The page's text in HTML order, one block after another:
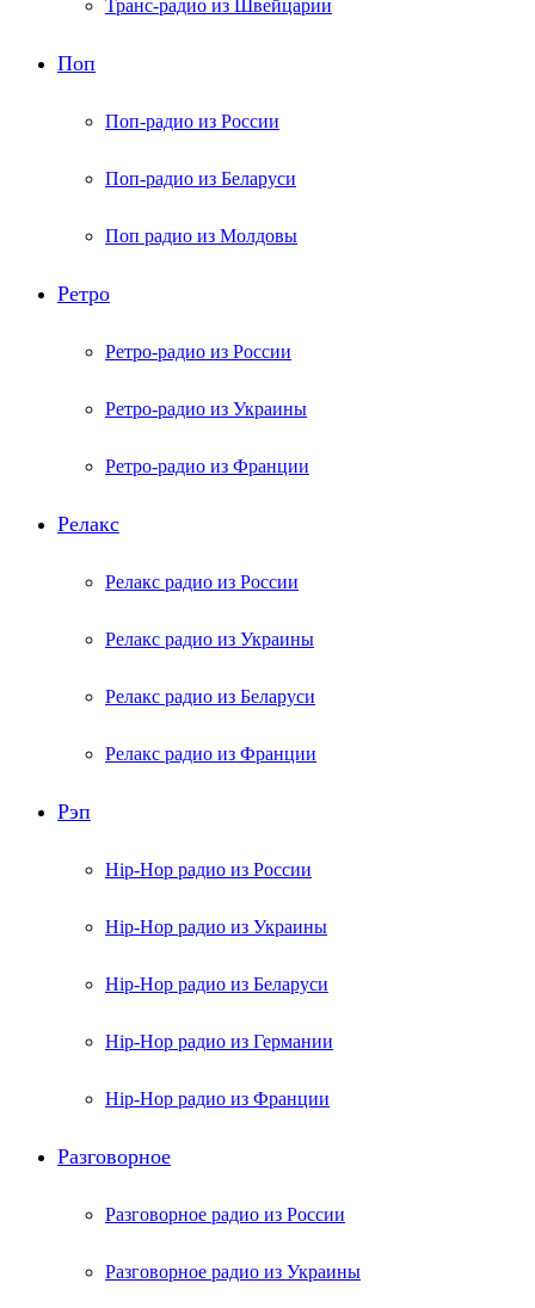
Транс-радио из Швейцарии
Поп
Поп-радио из России
Поп-радио из Беларуси
Поп радио из Молдовы
Ретро
Ретро-радио из России
Ретро-радио из Украины
Ретро-радио из Франции
Релакс
Релакс радио из России
Релакс радио из Украины
Релакс радио из Беларуси
Релакс радио из Франции
Рэп
Hip-Hop радио из России
Hip-Hop радио из Украины
Hip-Hop радио из Беларуси
Hip-Hop радио из Германии
Hip-Hop радио из Франции
Разговорное
Разговорное радио из России
Разговорное радио из Украины